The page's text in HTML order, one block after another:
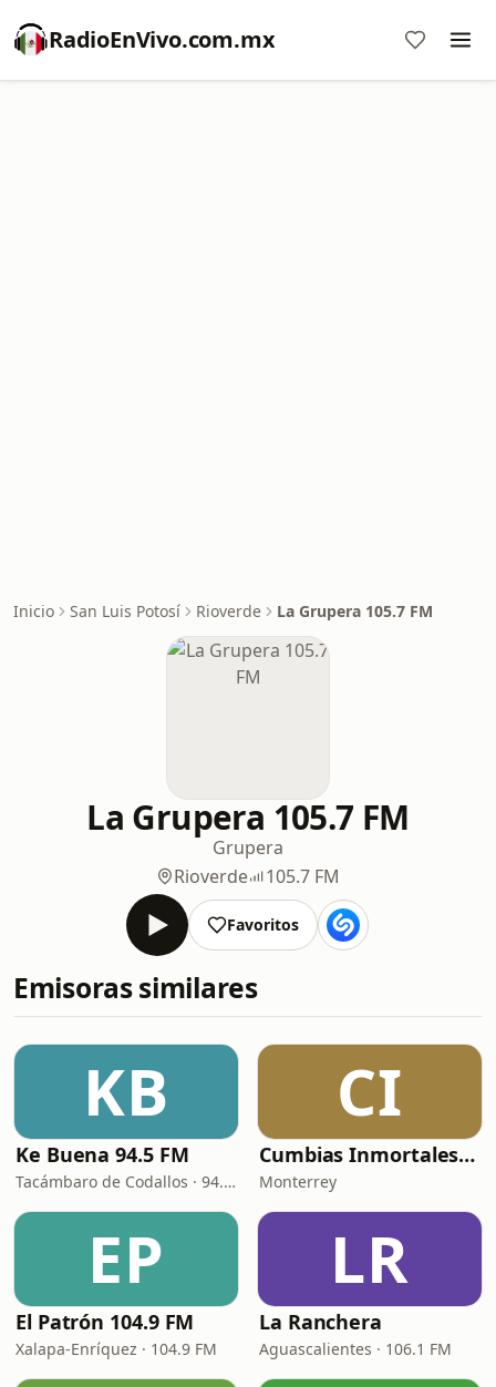
RadioEnVivo.com.mx
Inicio San Luis Potosí Rioverde La Grupera 105.7 FM
La Grupera 105.7 FM
Grupera
Rioverde
105.7 FM
Favoritos
Emisoras similares
KB
Ke Buena 94.5 FM
Tacámbaro de Codallos · 94.5 FM
CI
Cumbias Inmortales Radio
Monterrey
EP
El Patrón 104.9 FM
Xalapa-Enríquez · 104.9 FM
LR
La Ranchera
Aguascalientes · 106.1 FM